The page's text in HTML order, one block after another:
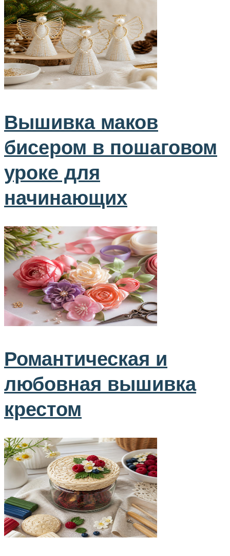
Вышивка маков
бисером в пошаговом
уроке для
начинающих
Романтическая и
любовная вышивка
крестом